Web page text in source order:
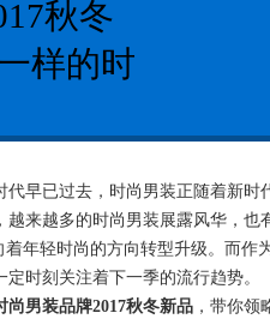
早已过去， 时尚男装正随着新时
越来越多的时尚男装展露风华，也
着年轻时尚的方向转型升级。而作
时刻关注着下一季的流行趋势。
尚男装品牌2017秋冬新品 ，带你领